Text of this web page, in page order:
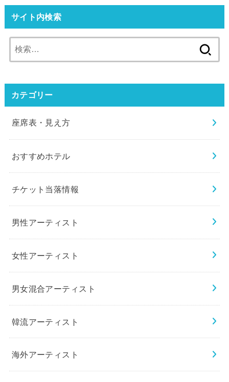
サイト内検索
索:
カテゴリー
座席表・見え方
おすすめホテル
チケット当落情報
男性アーティスト
女性アーティスト
男女混合アーティスト
韓流アーティスト
海外アーティスト